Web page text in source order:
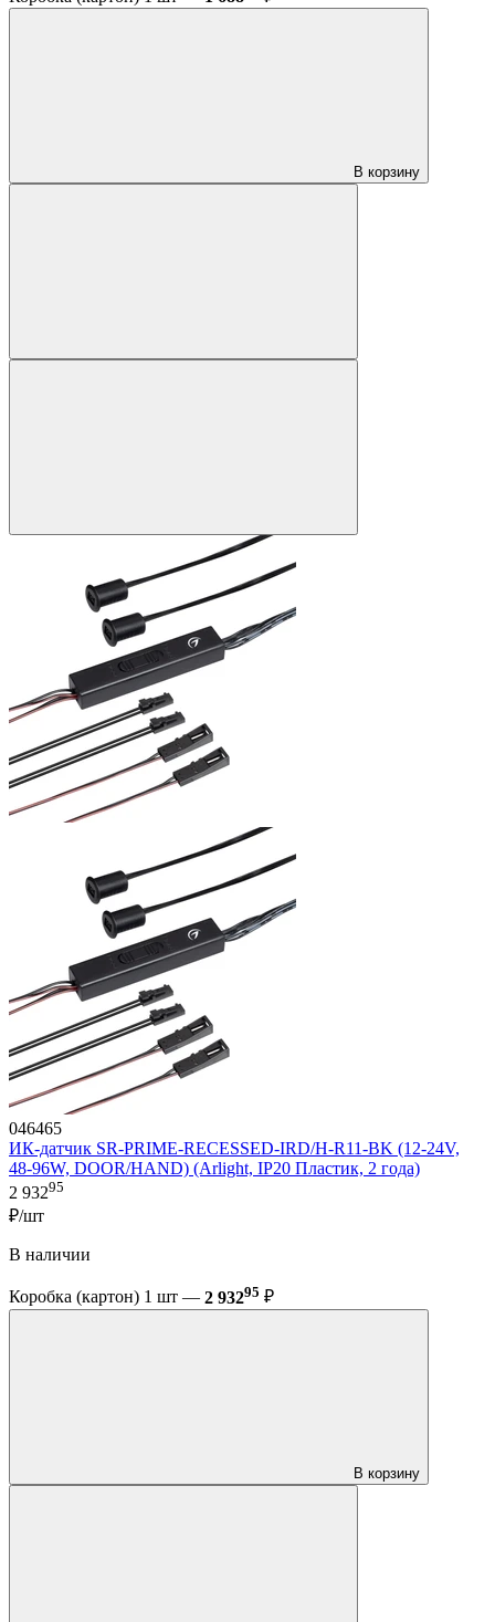
В корзину
046465
ИК-датчик SR-PRIME-RECESSED-IRD/H-R11-BK (12-24V,
48-96W, DOOR/HAND) (Arlight, IP20 Пластик, 2 года)
2 93295
₽/шт
В наличии
Коробка (картон) 1 шт — 2 93295 ₽
В корзину